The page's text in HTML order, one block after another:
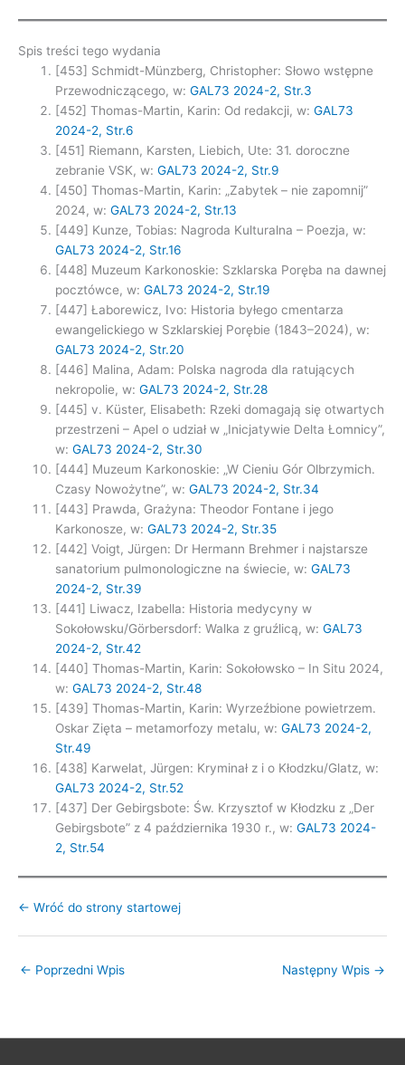
zebranie
Spis treści tego wydania
[453] Schmidt-Münzberg, Christopher: Słowo wstępne
Przewodniczącego, w:GAL73 2024-2, Str.3
[452] Thomas-Martin, Karin: Od redakcji, w:GAL73
2024-2, Str.6
[451] Riemann, Karsten, Liebich, Ute: 31. doroczne
zebranie VSK, w:GAL73 2024-2, Str.9
[450] Thomas-Martin, Karin: „Zabytek – nie zapomnij”
2024, w:GAL73 2024-2, Str.13
[449] Kunze, Tobias: Nagroda Kulturalna – Poezja, w:
GAL73 2024-2, Str.16
[448] Muzeum Karkonoskie: Szklarska Poręba na dawnej
pocztówce, w:GAL73 2024-2, Str.19
[447] Łaborewicz, Ivo: Historia byłego cmentarza
ewangelickiego w Szklarskiej Porębie (1843–2024), w:
GAL73 2024-2, Str.20
[446] Malina, Adam: Polska nagroda dla ratujących
nekropolie, w:GAL73 2024-2, Str.28
[445] v. Küster, Elisabeth: Rzeki domagają się otwartych
przestrzeni – Apel o udział w „Inicjatywie Delta Łomnicy”,
w:GAL73 2024-2, Str.30
[444] Muzeum Karkonoskie: „W Cieniu Gór Olbrzymich.
Czasy Nowożytne”, w:GAL73 2024-2, Str.34
[443] Prawda, Grażyna: Theodor Fontane i jego
Karkonosze, w:GAL73 2024-2, Str.35
[442] Voigt, Jürgen: Dr Hermann Brehmer i najstarsze
sanatorium pulmonologiczne na świecie, w:GAL73
2024-2, Str.39
[441] Liwacz, Izabella: Historia medycyny w
Sokołowsku/Görbersdorf: Walka z gruźlicą, w:GAL73
2024-2, Str.42
[440] Thomas-Martin, Karin: Sokołowsko – In Situ 2024,
w:GAL73 2024-2, Str.48
[439] Thomas-Martin, Karin: Wyrzeźbione powietrzem.
Oskar Zięta – metamorfozy metalu, w:GAL73 2024-2,
Str.49
[438] Karwelat, Jürgen: Kryminał z i o Kłodzku/Glatz, w:
GAL73 2024-2, Str.52
[437] Der Gebirgsbote: Św. Krzysztof w Kłodzku z „Der
Gebirgsbote” z 4 października 1930 r., w:GAL73 2024-
2, Str.54
← Wróć do strony startowej
← Poprzedni Wpis Następny Wpis →